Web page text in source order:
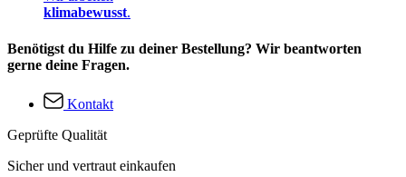
klimabewusst.
Benötigst du Hilfe zu deiner Bestellung? Wir beantworten
gerne deine Fragen.
Kontakt
Geprüfte Qualität
Sicher und vertraut einkaufen